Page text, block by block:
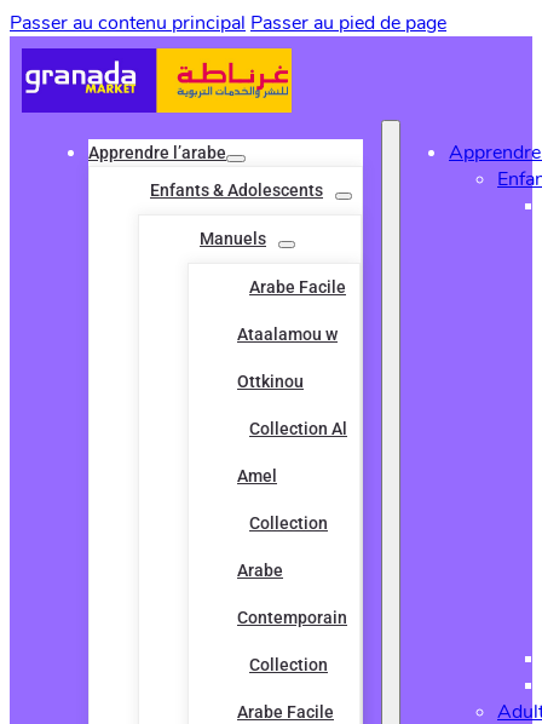
Passer au contenu principal Passer au pied de page
Apprendre l’arabe
Enfants & Adolescents
Manuels
Arabe Facile
Ataalamou w
Ottkinou
Collection Al
Amel
Collection
Arabe
Contemporain
Collection
Arabe Facile
Apprendre